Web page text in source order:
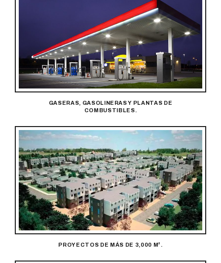
GASERAS, GASOLINERAS Y PLANTAS DE
COMBUSTIBLES.
PROYECTOS DE MÁS DE 3,000 M².